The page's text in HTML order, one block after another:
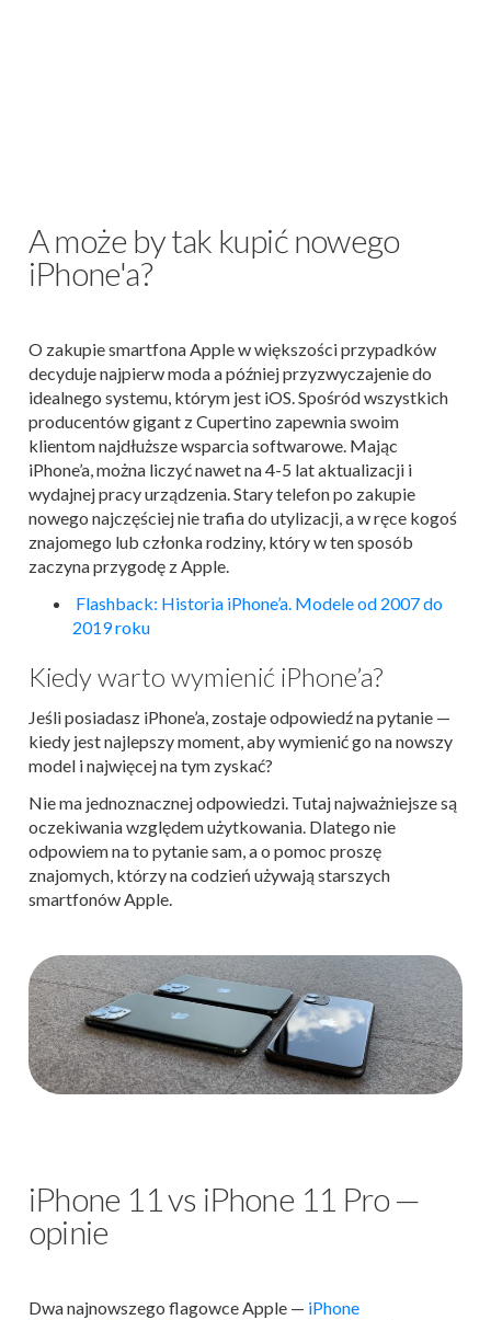
A może by tak kupić nowego
iPhone'a?
O zakupie smartfona Apple w większości przypadków
decyduje najpierw moda a później przyzwyczajenie do
idealnego systemu, którym jest iOS. Spośród wszystkich
producentów gigant z Cupertino zapewnia swoim
klientom najdłuższe wsparcia softwarowe. Mając
iPhone’a, można liczyć nawet na 4-5 lat aktualizacji i
wydajnej pracy urządzenia. Stary telefon po zakupie
nowego najczęściej nie trafia do utylizacji, a w ręce kogoś
znajomego lub członka rodziny, który w ten sposób
zaczyna przygodę z Apple.
Flashback: Historia iPhone’a. Modele od 2007 do
2019 roku
Kiedy warto wymienić iPhone’a?
Jeśli posiadasz iPhone’a, zostaje odpowiedź na pytanie —
kiedy jest najlepszy moment, aby wymienić go na nowszy
model i najwięcej na tym zyskać?
Nie ma jednoznacznej odpowiedzi. Tutaj najważniejsze są
oczekiwania względem użytkowania. Dlatego nie
odpowiem na to pytanie sam, a o pomoc proszę
znajomych, którzy na codzień używają starszych
smartfonów Apple.
iPhone 11 vs iPhone 11 Pro —
opinie
Dwa najnowszego flagowce Apple — iPhone